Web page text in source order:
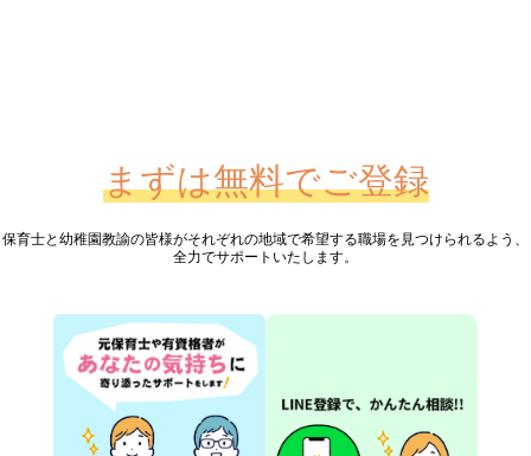
まずは無料でご登録
保育士と幼稚園教諭の皆様がそれぞれの地域で希望する職場を見つけられるよう、
全力でサポートいたします。